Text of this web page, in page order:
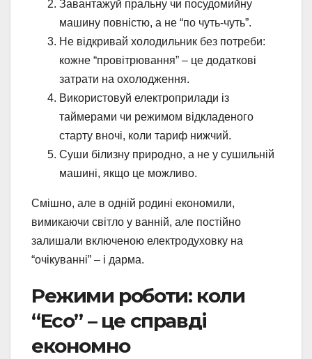
Завантажуй пральну чи посудомийну
машину повністю, а не “по чуть-чуть”.
Не відкривай холодильник без потреби:
кожне “провітрювання” – це додаткові
затрати на охолодження.
Використовуй електроприлади із
таймерами чи режимом відкладеного
старту вночі, коли тариф нижчий.
Суши білизну природно, а не у сушильній
машині, якщо це можливо.
Смішно, але в одній родині економили,
вимикаючи світло у ванній, але постійно
залишали включеною електродуховку на
“очікуванні” – і дарма.
Режими роботи: коли
“Eco” – це справді
економно